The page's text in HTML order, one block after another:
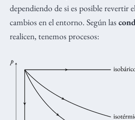
dependiendo de si es posible revertir
cambios en el entorno. Según las
realicen, tenemos procesos: